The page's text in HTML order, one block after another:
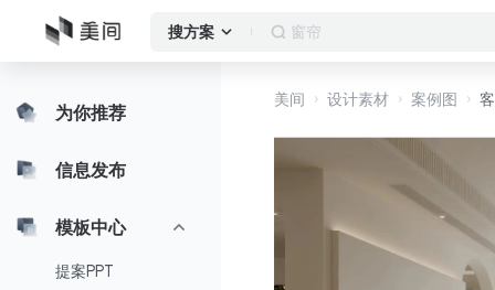
搜方案 作品集
为你推荐
信息发布
模板中心
提案PPT
美间 设计素材 案例图